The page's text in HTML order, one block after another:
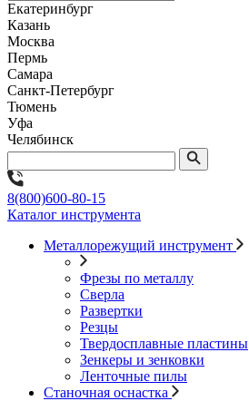
Екатеринбург
Казань
Москва
Пермь
Самара
Санкт-Петербург
Тюмень
Уфа
Челябинск
8(800)600-80-15
Каталог инструмента
Металлорежущий инструмент
Фрезы по металлу
Сверла
Развертки
Резцы
Твердосплавные пластины
Зенкеры и зенковки
Ленточные пилы
Станочная оснастка